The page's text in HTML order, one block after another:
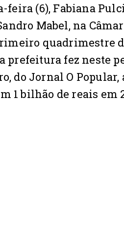
feira (6), Fabiana
Mabel, na
quadrimestre
fez neste
do Jornal O Popular,
1 bilhão de reais em